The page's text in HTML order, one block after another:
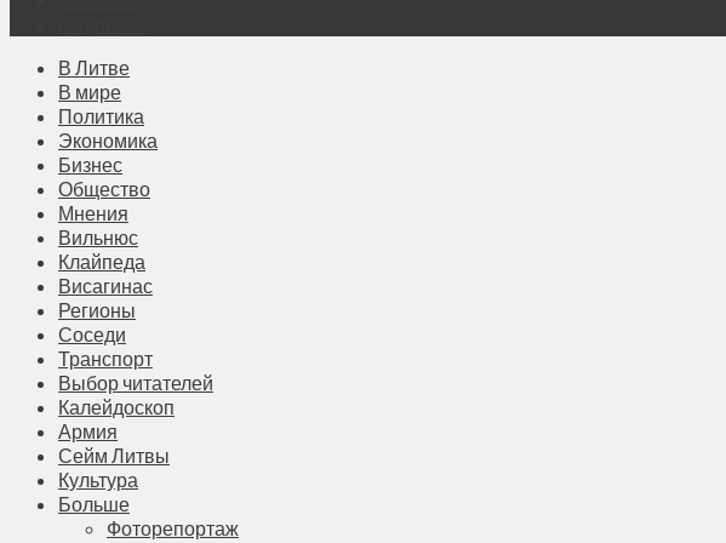
В Литве
В мире
Политика
Экономика
Бизнес
Общество
Мнения
Вильнюс
Клайпеда
Висагинас
Регионы
Соседи
Транспорт
Выбор читателей
Калейдоскоп
Армия
Сейм Литвы
Культура
Больше
Фоторепортаж